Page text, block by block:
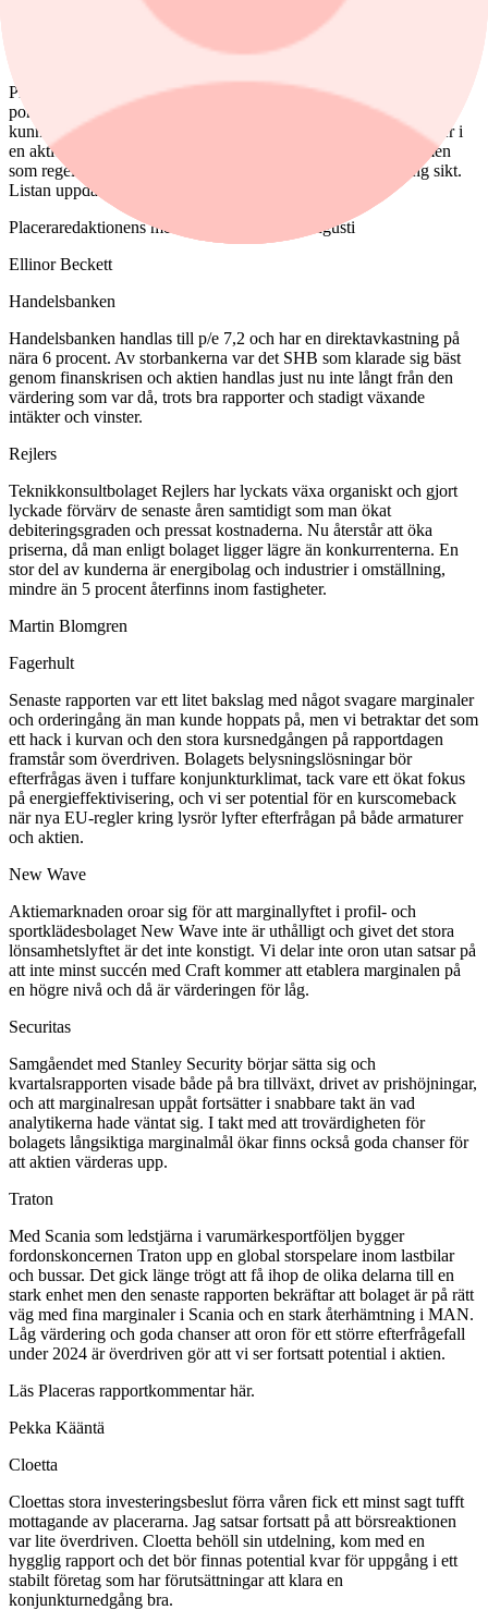
högre lönsamhet. Vi tror att det kan ändras i takt med fler bevis på
att bolaget gör rätt saker, och lättar oron för den höga
skuldsättningen så finns en bra uppsida.
Placeras lista över köpvärda aktier ska inte ses som en sammansatt
portfölj utan som inspiration och som förslag på aktier som skulle
kunna ingå i en individuell portfölj. Ser vi spännande möjligheter i
en aktie på kort- och medellång sikt kan de få plats på listan men
som regel ger vi förslag på aktier som ska kunna ägas på lång sikt.
Listan uppdateras en gång i månaden.
Placeraredaktionens mest köpvärda aktier i augusti
Ellinor Beckett
Handelsbanken
Handelsbanken handlas till p/e 7,2 och har en direktavkastning på
nära 6 procent. Av storbankerna var det SHB som klarade sig bäst
genom finanskrisen och aktien handlas just nu inte långt från den
värdering som var då, trots bra rapporter och stadigt växande
intäkter och vinster.
Rejlers
Teknikkonsultbolaget Rejlers har lyckats växa organiskt och gjort
lyckade förvärv de senaste åren samtidigt som man ökat
debiteringsgraden och pressat kostnaderna. Nu återstår att öka
priserna, då man enligt bolaget ligger lägre än konkurrenterna. En
stor del av kunderna är energibolag och industrier i omställning,
mindre än 5 procent återfinns inom fastigheter.
Martin Blomgren
Fagerhult
Senaste rapporten var ett litet bakslag med något svagare marginaler
och orderingång än man kunde hoppats på, men vi betraktar det som
ett hack i kurvan och den stora kursnedgången på rapportdagen
framstår som överdriven. Bolagets belysningslösningar bör
efterfrågas även i tuffare konjunkturklimat, tack vare ett ökat fokus
på energieffektivisering, och vi ser potential för en kurscomeback
när nya EU-regler kring lysrör lyfter efterfrågan på både armaturer
och aktien.
New Wave
Aktiemarknaden oroar sig för att marginallyftet i profil- och
sportklädesbolaget New Wave inte är uthålligt och givet det stora
lönsamhetslyftet är det inte konstigt. Vi delar inte oron utan satsar på
att inte minst succén med Craft kommer att etablera marginalen på
en högre nivå och då är värderingen för låg.
Securitas
Samgåendet med Stanley Security börjar sätta sig och
kvartalsrapporten visade både på bra tillväxt, drivet av prishöjningar,
och att marginalresan uppåt fortsätter i snabbare takt än vad
analytikerna hade väntat sig. I takt med att trovärdigheten för
bolagets långsiktiga marginalmål ökar finns också goda chanser för
att aktien värderas upp.
Traton
Med Scania som ledstjärna i varumärkesportföljen bygger
fordonskoncernen Traton upp en global storspelare inom lastbilar
och bussar. Det gick länge trögt att få ihop de olika delarna till en
stark enhet men den senaste rapporten bekräftar att bolaget är på rätt
väg med fina marginaler i Scania och en stark återhämtning i MAN.
Låg värdering och goda chanser att oron för ett större efterfrågefall
under 2024 är överdriven gör att vi ser fortsatt potential i aktien.
Läs Placeras rapportkommentar här.
Pekka Kääntä
Cloetta
Cloettas stora investeringsbeslut förra våren fick ett minst sagt tufft
mottagande av placerarna. Jag satsar fortsatt på att börsreaktionen
var lite överdriven. Cloetta behöll sin utdelning, kom med en
hygglig rapport och det bör finnas potential kvar för uppgång i ett
stabilt företag som har förutsättningar att klara en
konjunkturnedgång bra.